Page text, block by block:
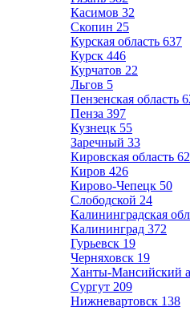
Касимов 32
Скопин 25
Курская область 637
Курск 446
Курчатов 22
Льгов 5
Пензенская область
Пенза 397
Кузнецк 55
Заречный 33
Кировская область
Киров 426
Кирово-Чепецк 50
Слободской 24
Калининградская
Калининград 372
Гурьевск 19
Черняховск 19
Ханты-Мансийский
Сургут 209
Нижневартовск 138